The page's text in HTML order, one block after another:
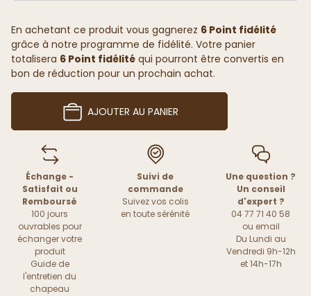
En achetant ce produit vous gagnerez 6 Point fidélité
grâce à notre programme de fidélité. Votre panier
totalisera 6 Point fidélité qui pourront être convertis en
bon de réduction pour un prochain achat.
AJOUTER AU PANIER
Échange -
Satisfait ou
Remboursé
100 jours
ouvrables pour
échanger votre
produit
Guide de
l'entretien du
chapeau
Suivi de
commande
Suivez vos colis
en toute sérénité
Une question ?
Un conseil
d'expert ?
04 77 71 40 58
ou email
Du Lundi au
Vendredi 9h-12h
et 14h-17h